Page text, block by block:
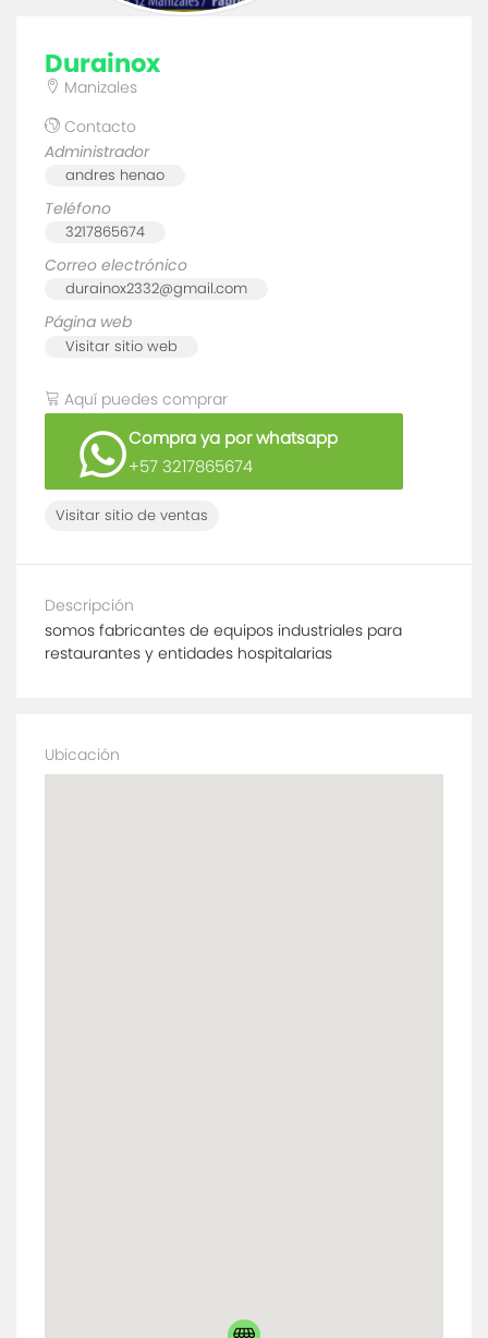
durainox
Manizales
Contacto
Administrador
andres henao
Teléfono
3217865674
Correo electrónico
durainox2332@gmail.com
Página web
Visitar sitio web
Aquí puedes comprar
Compra ya por whatsapp
+57 3217865674
Visitar sitio de ventas
Descripción
somos fabricantes de equipos industriales para
restaurantes y entidades hospitalarias
Ubicación